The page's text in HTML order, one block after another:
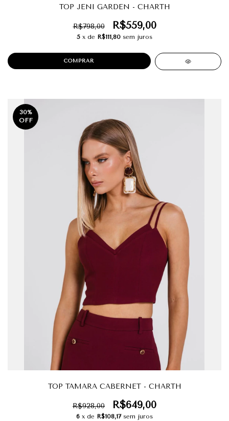
TOP JENI GARDEN - CHARTH
R$798,00 R$559,00
5 x de R$111,80 sem juros
COMPRAR
30%
OFF
TOP TAMARA CABERNET - CHARTH
R$928,00 R$649,00
6 x de R$108,17 sem juros